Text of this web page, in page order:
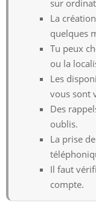
sur
La
quelques
Tu peux
ou la
Les
vous sont
Des
oublis.
La prise
Il faut
compte.